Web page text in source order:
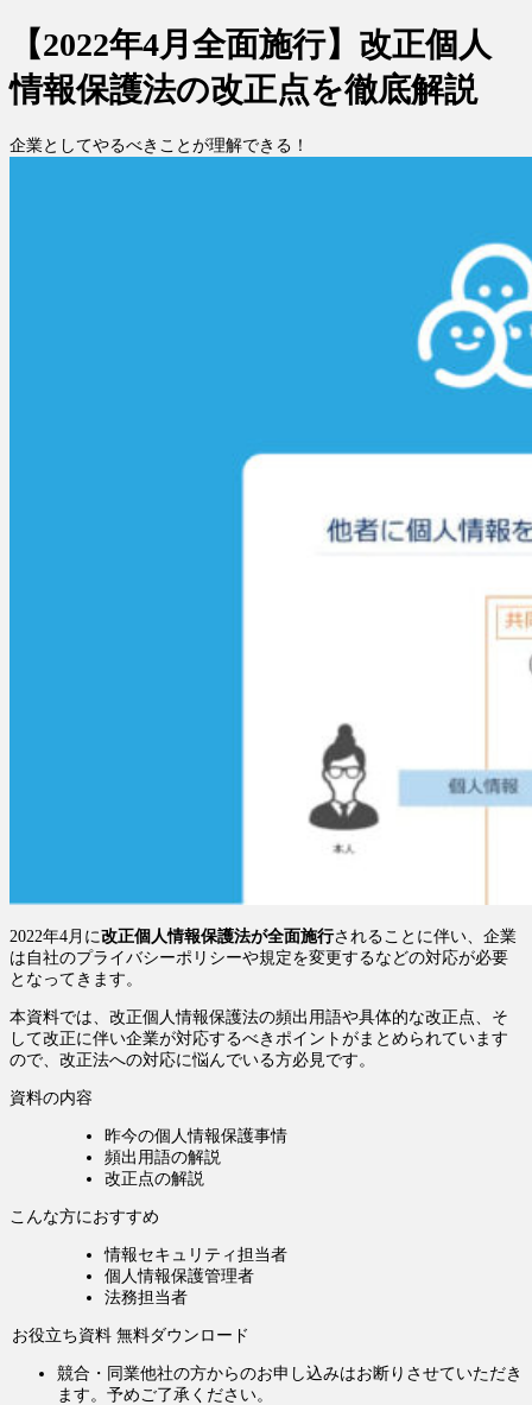
【2022年4月全面施行】改正個人
情報保護法の改正点を徹底解説
企業としてやるべきことが理解できる！
2022年4月に改正個人情報保護法が全面施行されることに伴い、 企業
は自社のプライバシーポリシーや規定を変更するなどの対応が必要
となってきます。
本資料では、改正個人情報保護法の頻出用語や具体的な改正点、そ
して改正に伴い企業が対応するべきポイントがまとめられています
ので、改正法への対応に悩んでいる方必見です。
資料の内容
昨今の個人情報保護事情
頻出用語の解説
改正点の解説
こんな方におすすめ
情報セキュリティ担当者
個人情報保護管理者
法務担当者
お役立ち資料 無料ダウンロード
競合・同業他社の方からのお申し込みはお断りさせていただき
ます。予めご了承ください。